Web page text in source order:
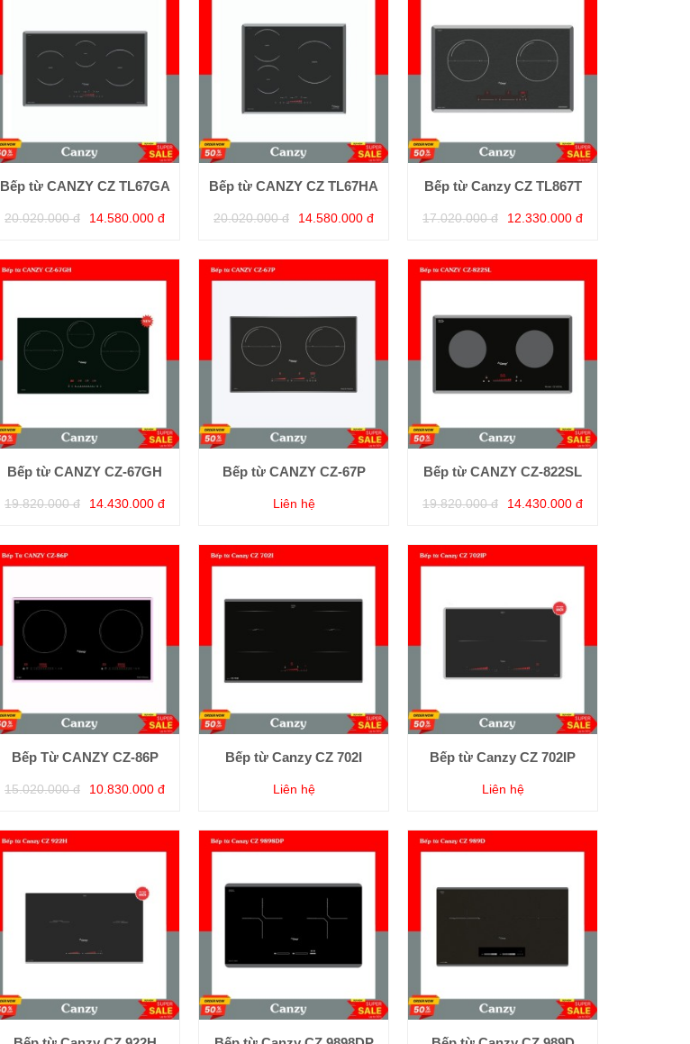
Bếp từ CANZY CZ TL67GA
20.020.000 đ 14.580.000 đ
Bếp từ CANZY CZ TL67HA
20.020.000 đ 14.580.000 đ
Bếp từ Canzy CZ TL867T
17.020.000 đ 12.330.000 đ
Bếp từ CANZY CZ-67GH
19.820.000 đ 14.430.000 đ
Bếp từ CANZY CZ-67P
Liên hệ
Bếp từ CANZY CZ-822SL
19.820.000 đ 14.430.000 đ
Bếp Từ CANZY CZ-86P
15.020.000 đ 10.830.000 đ
Bếp từ Canzy CZ 702I
Liên hệ
Bếp từ Canzy CZ 702IP
Liên hệ